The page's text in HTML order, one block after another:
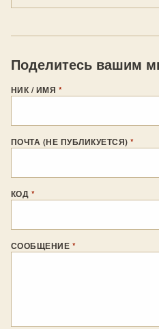
Поделитесь вашим
НИК / ИМЯ *
ПОЧТА (НЕ ПУБЛИКУЕТСЯ)*
КОД *
СООБЩЕНИЕ *